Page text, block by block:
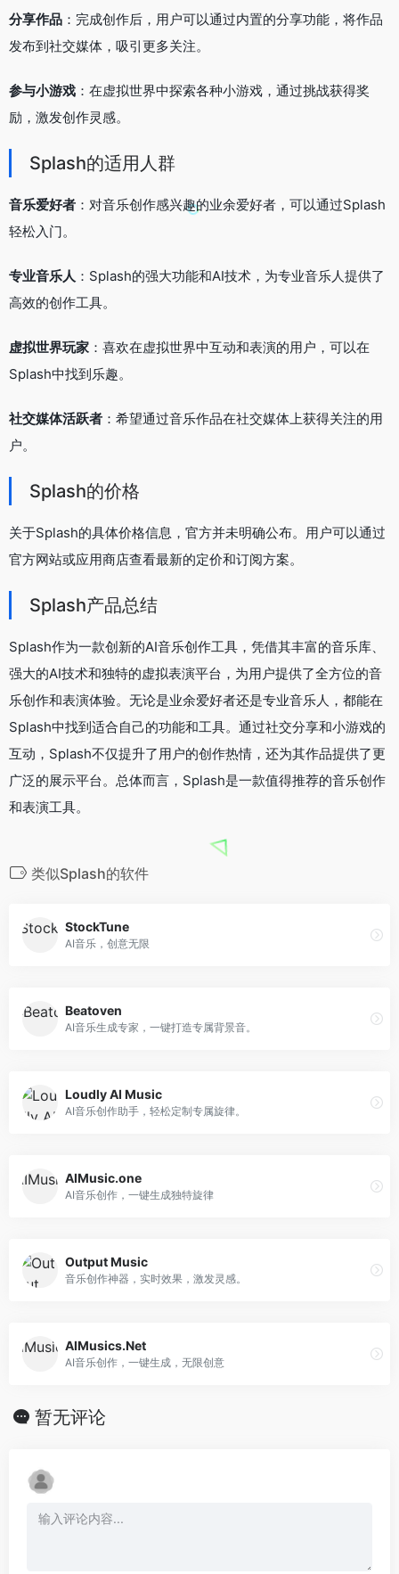
分享作品 ：完成创作后，用户可以通过内置的分享功能，将作品
发布到社交媒体，吸引更多关注。
参与小游戏 ：在虚拟世界中探索各种小游戏，通过挑战获得奖
励，激发创作灵感。
Splash的适用人群
音乐爱好者 ：对音乐创作感兴趣的业余爱好者，可以通过Splash
轻松入门。
专业音乐人 ：Splash的强大功能和AI技术，为专业音乐人提供了
高效的创作工具。
虚拟世界玩家 ：喜欢在虚拟世界中互动和表演的用户，可以在
Splash中找到乐趣。
社交媒体活跃者 ：希望通过音乐作品在社交媒体上获得关注的用
户。
Splash的价格
关于Splash的具体价格信息，官方并未明确公布。用户可以通过
官方网站或应用商店查看最新的定价和订阅方案。
Splash产品总结
Splash作为一款创新的AI音乐创作工具，凭借其丰富的音乐库、
强大的AI技术和独特的虚拟表演平台，为用户提供了全方位的音
乐创作和表演体验。无论是业余爱好者还是专业音乐人，都能在
Splash中找到适合自己的功能和工具。通过社交分享和小游戏的
互动，Splash不仅提升了用户的创作热情，还为其作品提供了更
广泛的展示平台。总体而言，Splash是一款值得推荐的音乐创作
和表演工具。
类似Splash的软件
StockTune
AI音乐，创意无限
Beatoven
AI音乐生成专家，一键打造专属背景音。
Loudly AI Music
AI音乐创作助手，轻松定制专属旋律。
AIMusic.one
AI音乐创作，一键生成独特旋律
Output Music
音乐创作神器，实时效果，激发灵感。
AIMusics.Net
AI音乐创作，一键生成，无限创意
暂无评论